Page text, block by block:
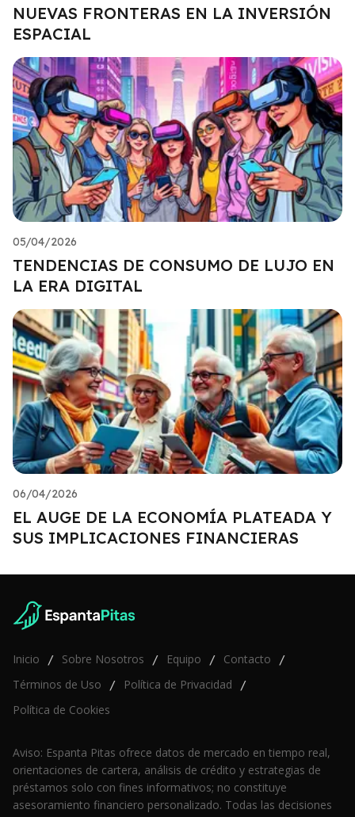
NUEVAS FRONTERAS EN LA INVERSIÓN
ESPACIAL
05/04/2026
TENDENCIAS DE CONSUMO DE LUJO EN
LA ERA DIGITAL
06/04/2026
EL AUGE DE LA ECONOMÍA PLATEADA Y
SUS IMPLICACIONES FINANCIERAS
Inicio / Sobre Nosotros / Equipo / Contacto /
Términos de Uso / Política de Privacidad /
Política de Cookies
Aviso: Espanta Pitas ofrece datos de mercado en tiempo real,
orientaciones de cartera, análisis de crédito y estrategias de
préstamos solo con fines informativos; no constituye
asesoramiento financiero personalizado. Todas las decisiones